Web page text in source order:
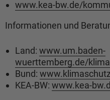
www.kea-bw.de/
Informationen und
Land: www.um.baden-
wuerttemberg.de/
Bund:
KEA-BW: www.kea-